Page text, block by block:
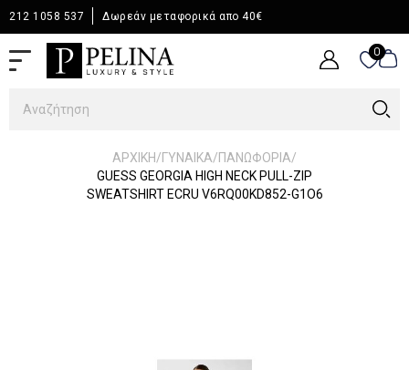
212 1058 537 Δωρεάν μεταφορικά απο 40€
0
0
ΑΡΧΙΚΉ/ΓΥΝΑΙΚΑ/ΠΑΝΩΦΟΡΙΑ/
GUESS GEORGIA HIGH NECK PULL-ZIP
SWEATSHIRT ECRU V6RQ00KD852-G1O6